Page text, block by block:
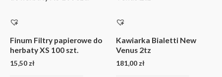
Finum Filtry papierowe do
herbaty XS 100 szt.
15,50 zł
Kawiarka Bialetti New
Venus 2tz
181,00 zł